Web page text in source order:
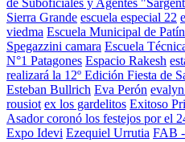
de Suboficiales y Agentes
Sierra Grande escuela especial 22
viedma Escuela Municipal de
Spegazzini camara Escuela
N°1 Patagones Espacio Rakesh
realizará la 12º Edición Fiesta de
Esteban Bullrich Eva Perón
rousiot ex los gardelitos Exitoso
Asador coronó los festejos por el
Expo Idevi Ezequiel Urrutia FAB